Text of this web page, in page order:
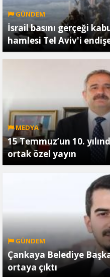
GÜNDEM
İsrail basını gerçeği
hamlesi Tel Aviv'i
MEDYA
15 Temmuz’un 10.
ortak özel yayın
GÜNDEM
Çankaya Belediye
ortaya çıktı